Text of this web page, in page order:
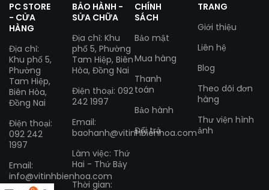
PC STORE
- CỬA
HÀNG
Địa chỉ:
Khu phố 5,
Phường
Tam Hiệp,
Biên Hòa,
Đồng Nai
Điện thoại:
092 242
1997
Email:
info@vitinhbienhoa.com
BẢO HÀNH -
SỬA CHỮA
Địa chỉ: Khu
phố 5, Phường
Tam Hiệp, Biên
Hòa, Đồng Nai
Điện thoại: 092
242 1997
Email:
baohanh@vitinhbienhoa.com
Làm việc: Thứ
Hai - Thứ Bảy
Thời gian:
CHÍNH
SÁCH
Bảo mật
Mua hàng
Thanh
toán
Bảo hành
Đổi trả
TRANG
Giới thiệu
Liên hệ
Blog
Theo dõi đơn
hàng
Thư viện hình
ảnh